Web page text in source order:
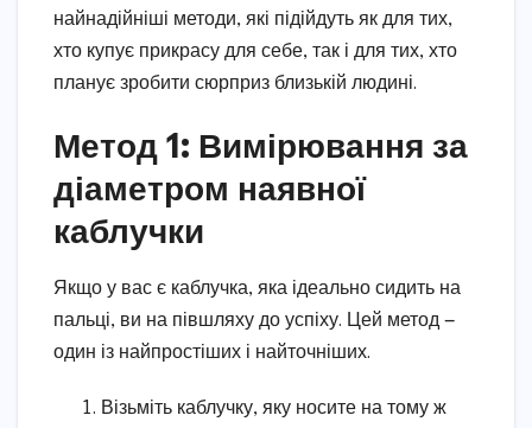
найнадійніші методи, які підійдуть як для тих,
хто купує прикрасу для себе, так і для тих, хто
планує зробити сюрприз близькій людині.
Метод 1: Вимірювання за
діаметром наявної
каблучки
Якщо у вас є каблучка, яка ідеально сидить на
пальці, ви на півшляху до успіху. Цей метод —
один із найпростіших і найточніших.
Візьміть каблучку, яку носите на тому ж